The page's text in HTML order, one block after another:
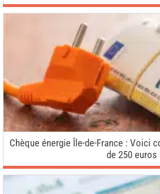
Chèque énergie Île-de-France : Voici
de 250 euros